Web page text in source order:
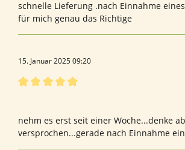
schnelle Lieferung .nach Einnahme
für mich genau das Richtige
15. Januar 2025 09:20
nehm es erst seit einer Woche...denke
versprochen...gerade nach Einnahme